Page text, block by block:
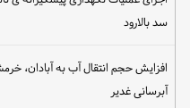
سد بالارود
افزایش حجم انتقال آب به آبادان،
آبرسانی غدیر